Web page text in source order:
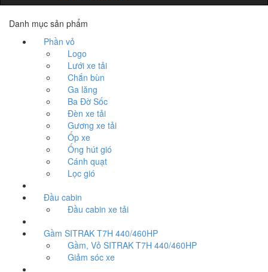
Danh mục sản phẩm
Phần vỏ
Logo
Lưới xe tải
Chắn bùn
Ga lăng
Ba Đờ Sốc
Đèn xe tải
Gương xe tải
Ốp xe
Ống hút gió
Cánh quạt
Lọc gió
Đầu cabin
Đầu cabin xe tải
Gầm SITRAK T7H 440/460HP
Gầm, Vỏ SITRAK T7H 440/460HP
Giảm sóc xe